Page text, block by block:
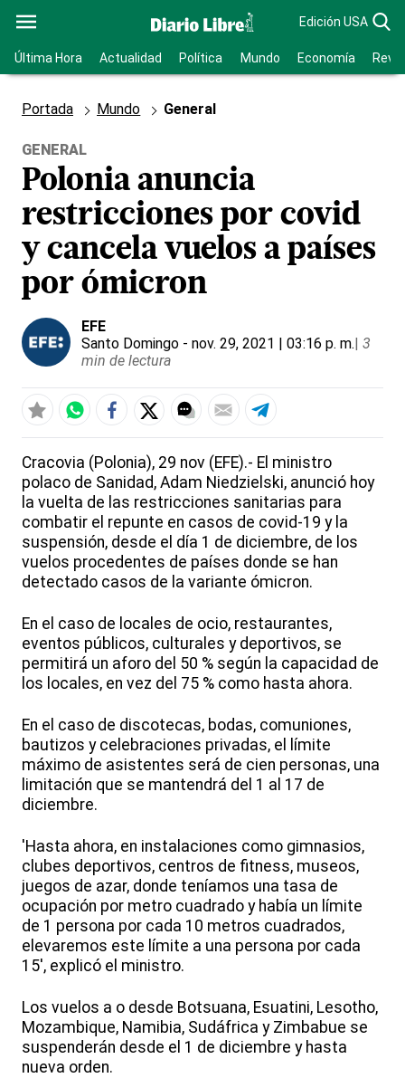
Edición USA
Última Hora Actualidad Política Mundo Economía
Portada Mundo General
GENERAL
Polonia anuncia
restricciones por covid
y cancela vuelos a países
por ómicron
EFE
Santo Domingo - nov. 29, 2021 | 03:16 p. m.| 3
min de lectura
Cracovia (Polonia), 29 nov (EFE).- El ministro
polaco de Sanidad, Adam Niedzielski, anunció hoy
la vuelta de las restricciones sanitarias para
combatir el repunte en casos de covid-19 y la
suspensión, desde el día 1 de diciembre, de los
vuelos procedentes de países donde se han
detectado casos de la variante ómicron.
En el caso de locales de ocio, restaurantes,
eventos públicos, culturales y deportivos, se
permitirá un aforo del 50 % según la capacidad de
los locales, en vez del 75 % como hasta ahora.
En el caso de discotecas, bodas, comuniones,
bautizos y celebraciones privadas, el límite
máximo de asistentes será de cien personas, una
limitación que se mantendrá del 1 al 17 de
diciembre.
'Hasta ahora, en instalaciones como gimnasios,
clubes deportivos, centros de fitness, museos,
juegos de azar, donde teníamos una tasa de
ocupación por metro cuadrado y había un límite
de 1 persona por cada 10 metros cuadrados,
elevaremos este límite a una persona por cada
15', explicó el ministro.
Los vuelos a o desde Botsuana, Esuatini, Lesotho,
Mozambique, Namibia, Sudáfrica y Zimbabue se
suspenderán desde el 1 de diciembre y hasta
nueva orden.